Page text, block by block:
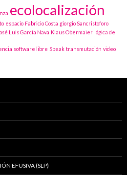
ecolocalización
espacio Fabricio Costa giorgio Sancristoforo
Luis García Nava Klaus Obermaier lógica de
software libre Speak transmutación video
EFUSIVA (SLP)